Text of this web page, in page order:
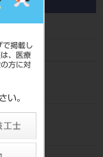
で掲載し
、医療
方に対
い。